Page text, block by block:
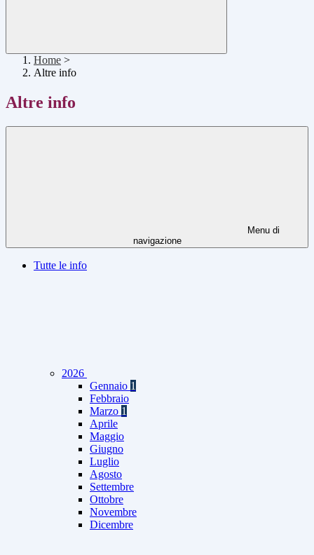
Home >
Altre info
Altre info
Menu di
navigazione
Tutte le info
2026
Gennaio 1
Febbraio
Marzo 1
Aprile
Maggio
Giugno
Luglio
Agosto
Settembre
Ottobre
Novembre
Dicembre